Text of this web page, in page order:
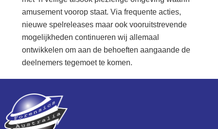
amusement voorop staat. Via frequente acties,
nieuwe spelreleases maar ook vooruitstrevende
mogelijkheden continueren wij allemaal
ontwikkelen om aan de behoeften aangaande de
deelnemers tegemoet te komen.